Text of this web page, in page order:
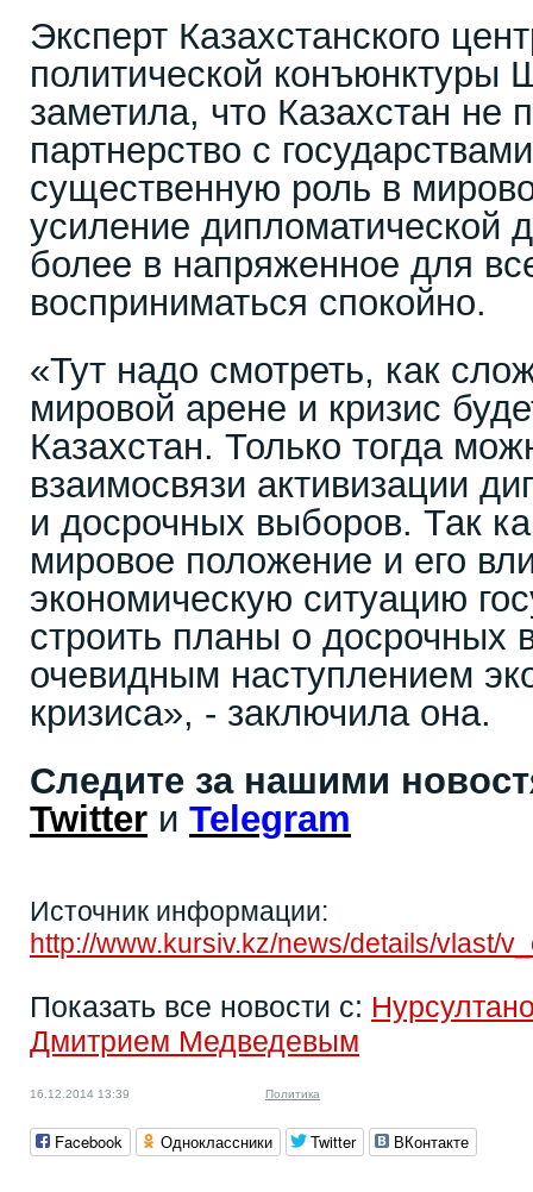
Эксперт Казахстанского
политической конъюнктуры
заметила, что Казахстан не
партнерство с
существенную роль в
усиление дипломатической
более в напряженное для
восприниматься спокойно.
«Тут надо смотреть, как
мировой арене и кризис
Казахстан. Только тогда
взаимосвязи активизации
и досрочных выборов. Так
мировое положение и его
экономическую ситуацию
строить планы о досрочных
очевидным наступлением
кризиса», - заключила она.
Следите за нашими
Twitter и Telegram
Источник информации:
http://www.kursiv.kz/news/details/vlast/
Показать все новости с:
Дмитрием Медведевым
16.12.2014 13:39 Политика
Facebook Одноклассники Twitter ВКонтакте